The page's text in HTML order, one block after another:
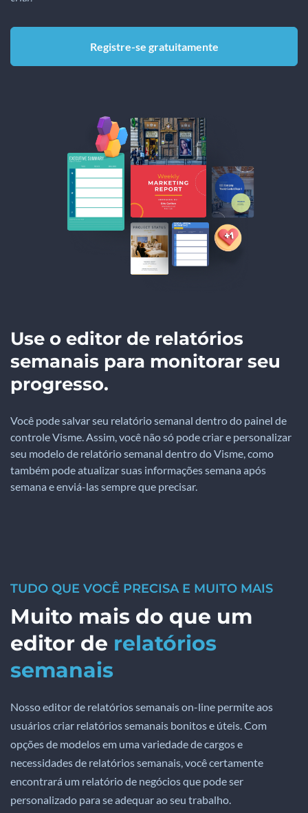
Registre-se gratuitamente
Use o editor de relatórios
semanais para monitorar seu
progresso.
Você pode salvar seu relatório semanal dentro do painel de
controle Visme. Assim, você não só pode criar e personalizar
seu modelo de relatório semanal dentro do Visme, como
também pode atualizar suas informações semana após
semana e enviá-las sempre que precisar.
TUDO QUE VOCÊ PRECISA E MUITO MAIS
Muito mais do que um
editor de relatórios
semanais
Nosso editor de relatórios semanais on-line permite aos
usuários criar relatórios semanais bonitos e úteis. Com
opções de modelos em uma variedade de cargos e
necessidades de relatórios semanais, você certamente
encontrará um relatório de negócios que pode ser
personalizado para se adequar ao seu trabalho.